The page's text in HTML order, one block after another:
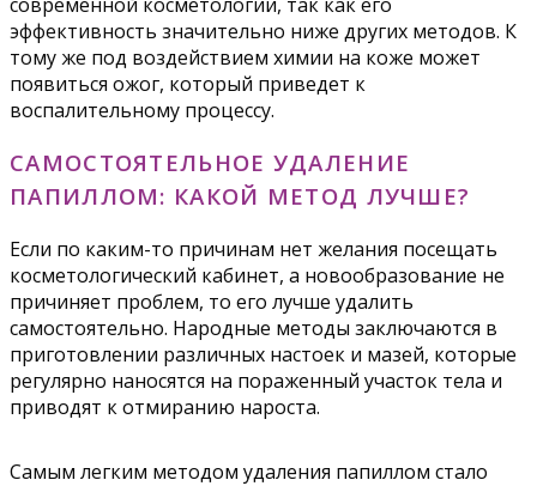
эффективность значительно ниже других методов. К
тому же под воздействием химии на коже может
появиться ожог, который приведет к
воспалительному процессу.
САМОСТОЯТЕЛЬНОЕ УДАЛЕНИЕ
ПАПИЛЛОМ: КАКОЙ МЕТОД ЛУЧШЕ?
Если по каким-то причинам нет желания посещать
косметологический кабинет, а новообразование не
причиняет проблем, то его лучше удалить
самостоятельно. Народные методы заключаются в
приготовлении различных настоек и мазей, которые
регулярно наносятся на пораженный участок тела и
приводят к отмиранию нароста.
Самым легким методом удаления папиллом стало